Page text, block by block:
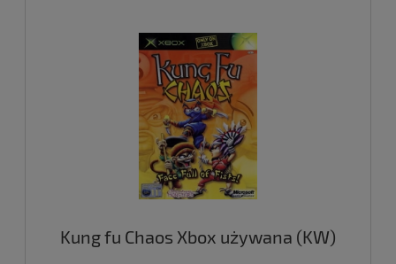
Kung fu Chaos Xbox używana (KW)